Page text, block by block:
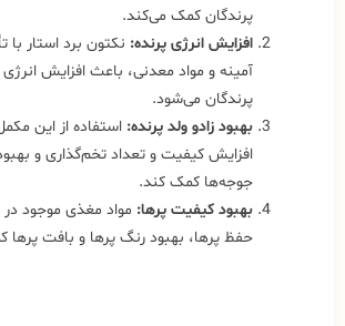
پرندگان کمک می‌کند.
افزایش انرژی پرنده: نکتون برد استار
آمینه و مواد معدنی، باعث افزایش
پرندگان می‌شود.
بهبود زادو ولد پرنده: استفاده از این
افزایش کیفیت و تعداد تخم‌گذاری و
جوجه‌ها کمک کند.
بهبود کیفیت پرها: مواد مغذی موجود
حفظ پرها، بهبود رنگ پرها و بافت